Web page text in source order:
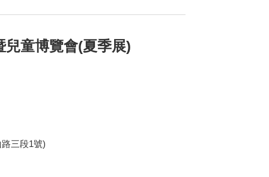
兒童博覽會(夏季展)
三段1號)